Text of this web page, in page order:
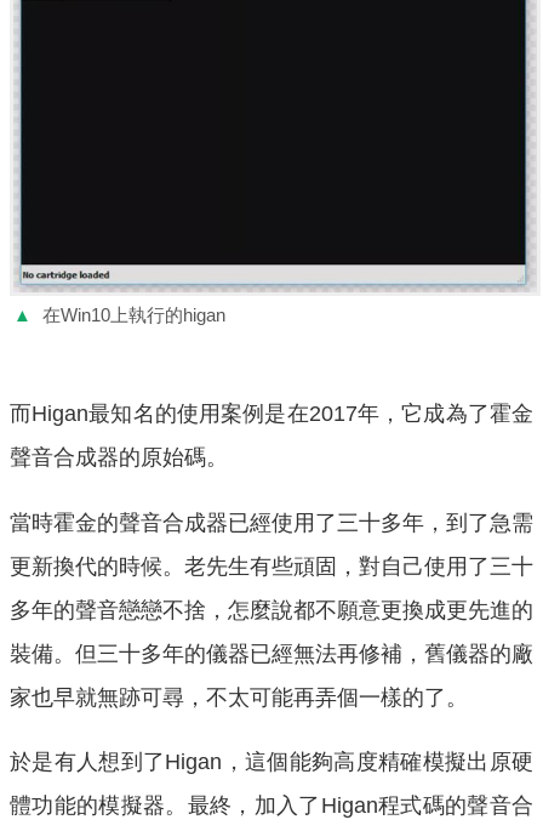
▲ 在Win10上執行的higan
而Higan最知名的使用案例是在2017年，它成為了霍金
聲音合成器的原始碼。
當時霍金的聲音合成器已經使用了三十多年，到了急需
更新換代的時候。老先生有些頑固，對自己使用了三十
多年的聲音戀戀不捨，怎麼說都不願意更換成更先進的
裝備。但三十多年的儀器已經無法再修補，舊儀器的廠
家也早就無跡可尋，不太可能再弄個一樣的了。
於是有人想到了Higan，這個能夠高度精確模擬出原硬
體功能的模擬器。最終，加入了Higan程式碼的聲音合